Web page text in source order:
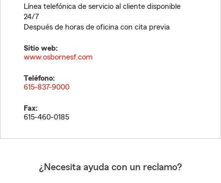
Línea telefónica de servicio al cliente disponible
24/7
Después de horas de oficina con cita previa
Sitio web:
www.osbornesf.com
Teléfono:
615-837-9000
Fax:
615-460-0185
¿Necesita ayuda con un reclamo?